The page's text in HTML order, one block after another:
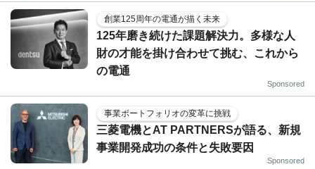
創業125周年の電通が描く未来
125年磨き続けた課題解決力。多様な人
財の才能を掛け合わせて挑む、これから
の電通
Sponsored
事業ポートフォリオの変革に挑戦
三菱電機とAT PARTNERSが語る、新規
事業開発成功の条件と失敗要因
Sponsored